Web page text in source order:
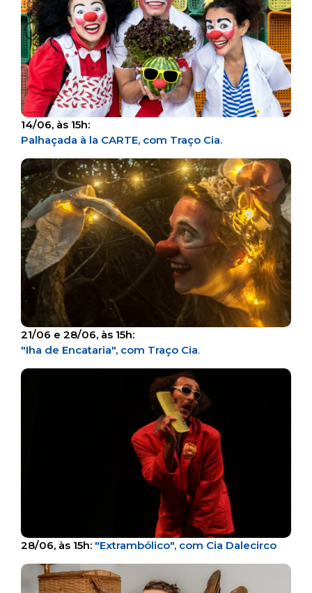
14/06, às 15h:
Palhaçada à la CARTE, com Traço Cia.
21/06 e 28/06, às 15h:
"Iha de Encataria", com Traço Cia.
28/06, às 15h: "Extrambólico", com Cia Dalecirco